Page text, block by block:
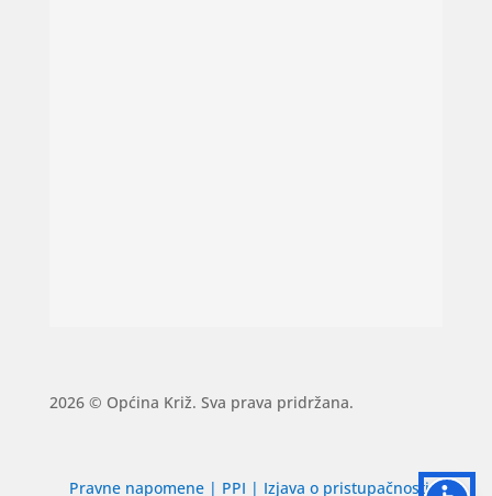
2026 © Općina Križ. Sva prava pridržana.
Pravne napomene | PPI | Izjava o pristupačnosti|